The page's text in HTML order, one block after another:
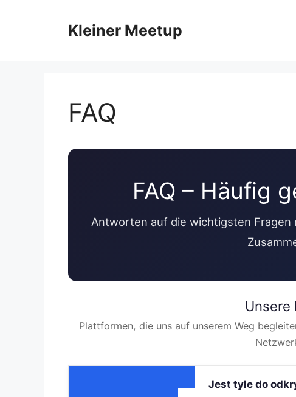
Kleiner Meetup
FAQ
FAQ – Häufig
Antworten auf die wichtigsten
Unsere
Plattformen, die uns auf unserem Weg
Jest tyle do